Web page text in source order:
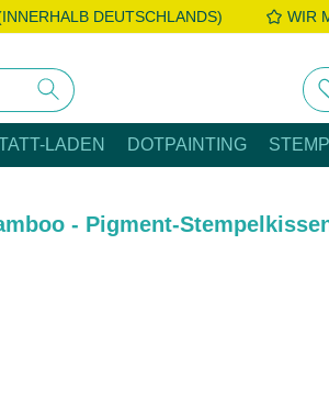
DEUTSCHLANDS)
WIR
LADEN DOTPAINTING
- Pigment-